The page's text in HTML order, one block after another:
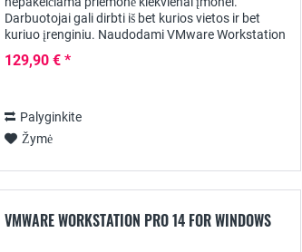
Darbuotojai gali dirbti iš bet kurios vietos ir bet
kuriuo įrenginiu. Naudodami VMware Workstation
kelias...
129,90 € *
Palyginkite
Žymė
VMWARE WORKSTATION PRO 14 FOR WINDOWS